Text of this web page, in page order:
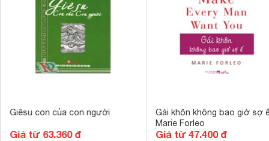
Giêsu con của con người
Giá từ 63.360 đ
Gái khôn không bao giờ sợ
Marie Forleo
Giá từ 47.400 đ